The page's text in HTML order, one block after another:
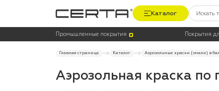
Каталог
Промышленные покрытия Покрытия
Главная страница Каталог Аэрозольные краски (эмали) в
Аэрозольная краска по
Термостойкость, до °C